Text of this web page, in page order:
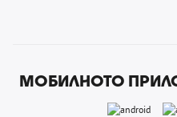
МОБИЛНОТО